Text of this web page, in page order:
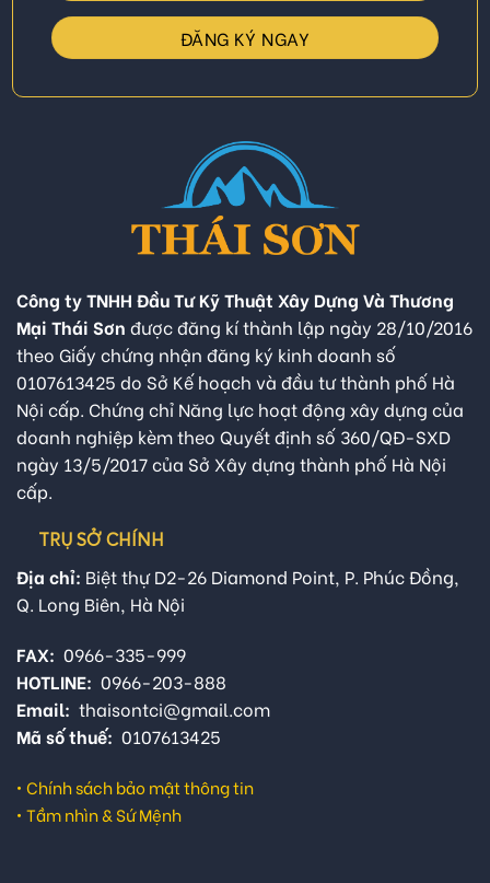
Công ty TNHH Đầu Tư Kỹ Thuật Xây Dựng Và Thương
Mại Thái Sơn được đăng kí thành lập ngày 28/10/2016
theo Giấy chứng nhận đăng ký kinh doanh số
0107613425 do Sở Kế hoạch và đầu tư thành phố Hà
Nội cấp. Chứng chỉ Năng lực hoạt động xây dựng của
doanh nghiệp kèm theo Quyết định số 360/QĐ-SXD
ngày 13/5/2017 của Sở Xây dựng thành phố Hà Nội
cấp.
TRỤ SỞ CHÍNH
Địa chỉ: Biệt thự D2-26 Diamond Point, P. Phúc Đồng,
Q. Long Biên, Hà Nội
FAX: 0966-335-999
HOTLINE: 0966-203-888
Email: thaisontci@gmail.com
Mã số thuế: 0107613425
• Chính sách bảo mật thông tin
• Tầm nhìn & Sứ Mệnh